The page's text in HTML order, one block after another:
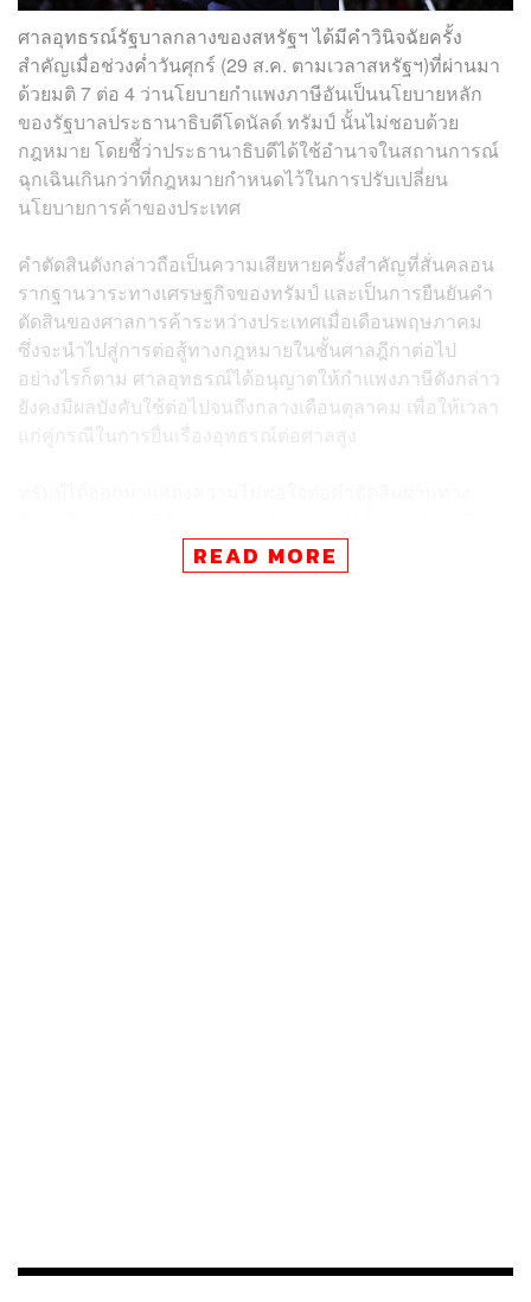
ศาลอุทธรณ์รัฐบาลกลางของสหรัฐฯ ได้มีคำวินิจฉัยครั้ง
สำคัญเมื่อช่วงค่ำวันศุกร์ (29 ส.ค. ตามเวลาสหรัฐฯ)ที่ผ่านมา
ด้วยมติ 7 ต่อ 4 ว่านโยบายกำแพงภาษีอันเป็นนโยบายหลัก
ของรัฐบาลประธานาธิบดีโดนัลด์ ทรัมป์ นั้นไม่ชอบด้วย
กฎหมาย โดยชี้ว่าประธานาธิบดีได้ใช้อำนาจในสถานการณ์
ฉุกเฉินเกินกว่าที่กฎหมายกำหนดไว้ในการปรับเปลี่ยน
นโยบายการค้าของประเทศ
คำตัดสินดังกล่าวถือเป็นความเสียหายครั้งสำคัญที่สั่นคลอน
รากฐานวาระทางเศรษฐกิจของทรัมป์ และเป็นการยืนยันคำ
ตัดสินของศาลการค้าระหว่างประเทศเมื่อเดือนพฤษภาคม
ซึ่งจะนำไปสู่การต่อสู้ทางกฎหมายในชั้นศาลฎีกาต่อไป
อย่างไรก็ตาม ศาลอุทธรณ์ได้อนุญาตให้กำแพงภาษีดังกล่าว
ยังคงมีผลบังคับใช้ต่อไปจนถึงกลางเดือนตุลาคม เพื่อให้เวลา
แก่คู่กรณีในการยื่นเรื่องอุทธรณ์ต่อศาลสูง
บังคับใช้ วันนี้ศาลอุทธรณ์ที่มีความเอนเอียงทางการเมือง
อย่างสูงได้ตัดสินอย่างไม่ถูกต้องว่าภาษีของเราควรถูกยกเลิก
READ MORE